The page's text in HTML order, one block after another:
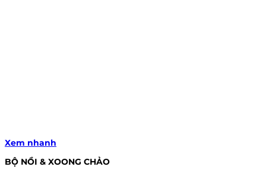
Xem nhanh
BỘ NỒI & XOONG CHẢO